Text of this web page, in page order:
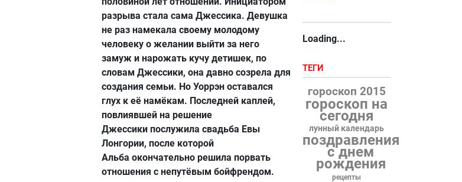
разрыва стала сама Джессика. Девушка
не раз намекала своему молодому
человеку о желании выйти за него
замуж и нарожать кучу детишек, по
словам Джессики, она давно созрела для
создания семьи. Но Уоррэн оставался
глух к её намёкам. Последней каплей,
повлиявшей на решение
Джессики послужила свадьба Евы
Лонгории, после которой
Альба окончательно решила порвать
отношения с непутёвым бойфрендом.
Loading...
ТЕГИ
гороскоп 2015
гороскоп на
сегодня
лунный календарь
поздравления
с днем
рождения
рецепты